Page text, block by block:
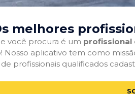
melhores
você procura é um profissional
Nosso aplicativo tem como
profissionais qualificados